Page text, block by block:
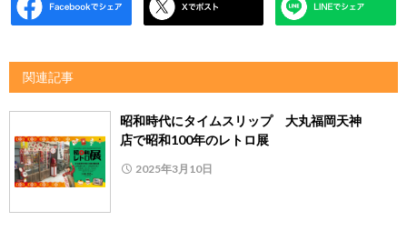
関連記事
昭和時代にタイムスリップ 大丸福岡天神
店で昭和100年のレトロ展
2025年3月10日